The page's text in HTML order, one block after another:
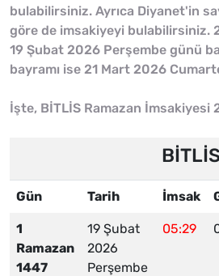
bulabilirsiniz. Ayrıca Diyanet'in
göre de imsakiyeyi bulabilirsiniz.
19 Şubat 2026 Perşembe günü
bayramı ise 21 Mart 2026
İşte, BİTLİS Ramazan İmsakiyesi
Gün Tarih İmsak
1
Ramazan
1447
19 Şubat
2026
Perşembe
05:29